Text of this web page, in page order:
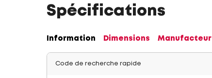
Spécifications
Information Dimensions Manufacteur
Code de recherche rapide